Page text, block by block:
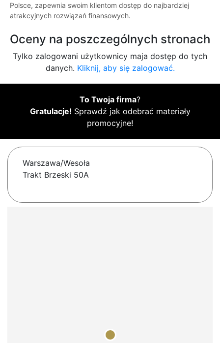
Polsce, zapewnia swoim klientom dostęp do najbardziej
atrakcyjnych rozwiązań finansowych.
Oceny na poszczególnych stronach
Tylko zalogowani użytkownicy maja dostęp do tych
danych. Kliknij, aby się zalogować.
To Twoja firma?
Gratulacje! Sprawdź jak odebrać materiały
promocyjne!
Warszawa/Wesoła
Trakt Brzeski 50A